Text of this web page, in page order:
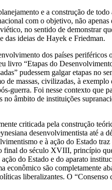
e a construção de
com o objetivo, não
no sentido de demonstrar
das ideias de Hayek e Friedman.
dos países
livro “Etapas do
pudessem galgar etapas no
massas, civilizadas, à
guerra. Foi nesse contexto
âmbito de instituições
criticada pela construção
desenvolvimentista até a
e à ação do Estado
do século XVIII, princípio
do Estado e do aparato
são completamente
liberalizantes. O